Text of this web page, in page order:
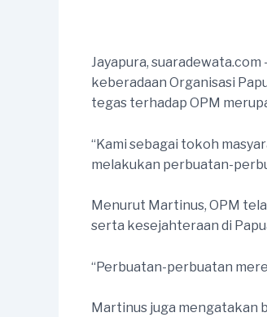
Jayapura,
keberadaan Organisasi
tegas terhadap OPM
“Kami sebagai tokoh
melakukan perbuatan-
Menurut Martinus, OPM
serta kesejahteraan di
“Perbuatan-perbuatan
Martinus juga mengatakan